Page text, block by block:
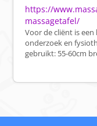
https://
massagetafel/
Voor de cliënt is
onderzoek en
gebruikt: 55-60cm